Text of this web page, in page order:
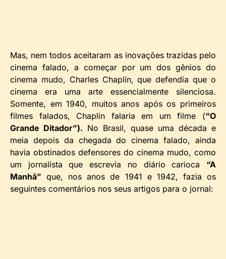
Mas, nem todos aceitaram as inovações trazidas pelo
cinema falado, a começar por um dos gênios do
cinema mudo, Charles Chaplin, que defendia que o
cinema era uma arte essencialmente silenciosa.
Somente, em 1940, muitos anos após os primeiros
filmes falados, Chaplin falaria em um filme (“O
Grande Ditador”). No Brasil, quase uma década e
meia depois da chegada do cinema falado, ainda
havia obstinados defensores do cinema mudo, como
um jornalista que escrevia no diário carioca “A
Manhã” que, nos anos de 1941 e 1942, fazia os
seguintes comentários nos seus artigos para o jornal: